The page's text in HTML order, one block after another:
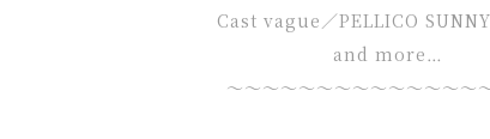
Cast vague／PELLICO
and more…
～～～～～～～～～～～～～～